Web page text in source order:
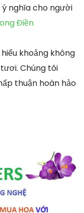
nghĩa cho người
Điền
khoảng không
Chúng tôi
thuận hoàn hảo